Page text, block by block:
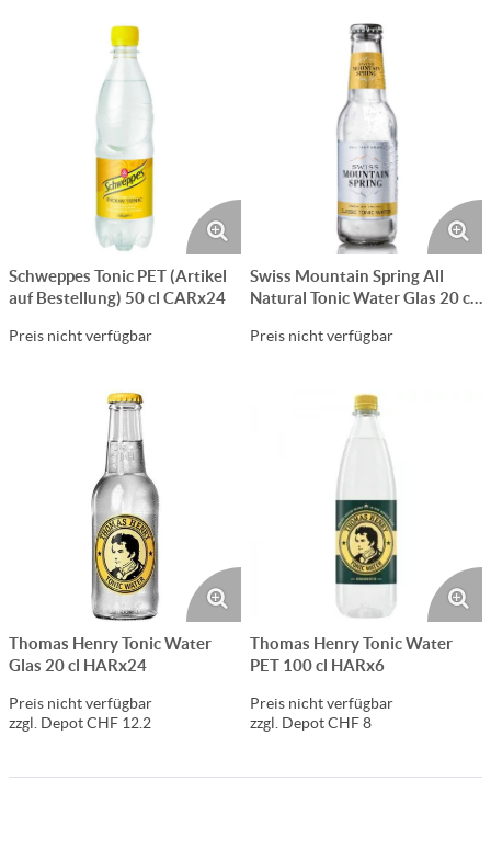
Schweppes Tonic PET (Artikel
auf Bestellung) 50 cl CARx24
Preis nicht verfügbar
Swiss Mountain Spring All
Natural Tonic Water Glas 20 cl
Preis nicht verfügbar
Thomas Henry Tonic Water
Glas 20 cl HARx24
Preis nicht verfügbar
zzgl. Depot CHF 12.2
Thomas Henry Tonic Water
PET 100 cl HARx6
Preis nicht verfügbar
zzgl. Depot CHF 8